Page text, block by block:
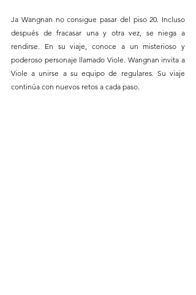
Ja Wangnan no consigue pasar del piso 20. Incluso
después de fracasar una y otra vez, se niega a
rendirse. En su viaje, conoce a un misterioso y
poderoso personaje llamado Viole. Wangnan invita a
Viole a unirse a su equipo de regulares. Su viaje
continúa con nuevos retos a cada paso.